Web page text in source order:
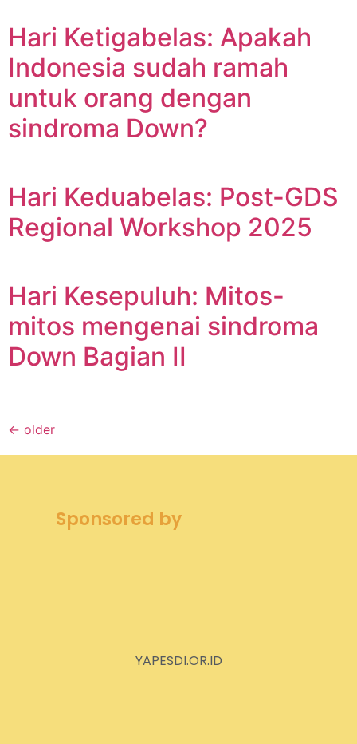
Hari Ketigabelas: Apakah
Indonesia sudah ramah
untuk orang dengan
sindroma Down?
Hari Keduabelas: Post-GDS
Regional Workshop 2025
Hari Kesepuluh: Mitos-
mitos mengenai sindroma
Down Bagian II
← older
Sponsored by
YAPESDI.OR.ID